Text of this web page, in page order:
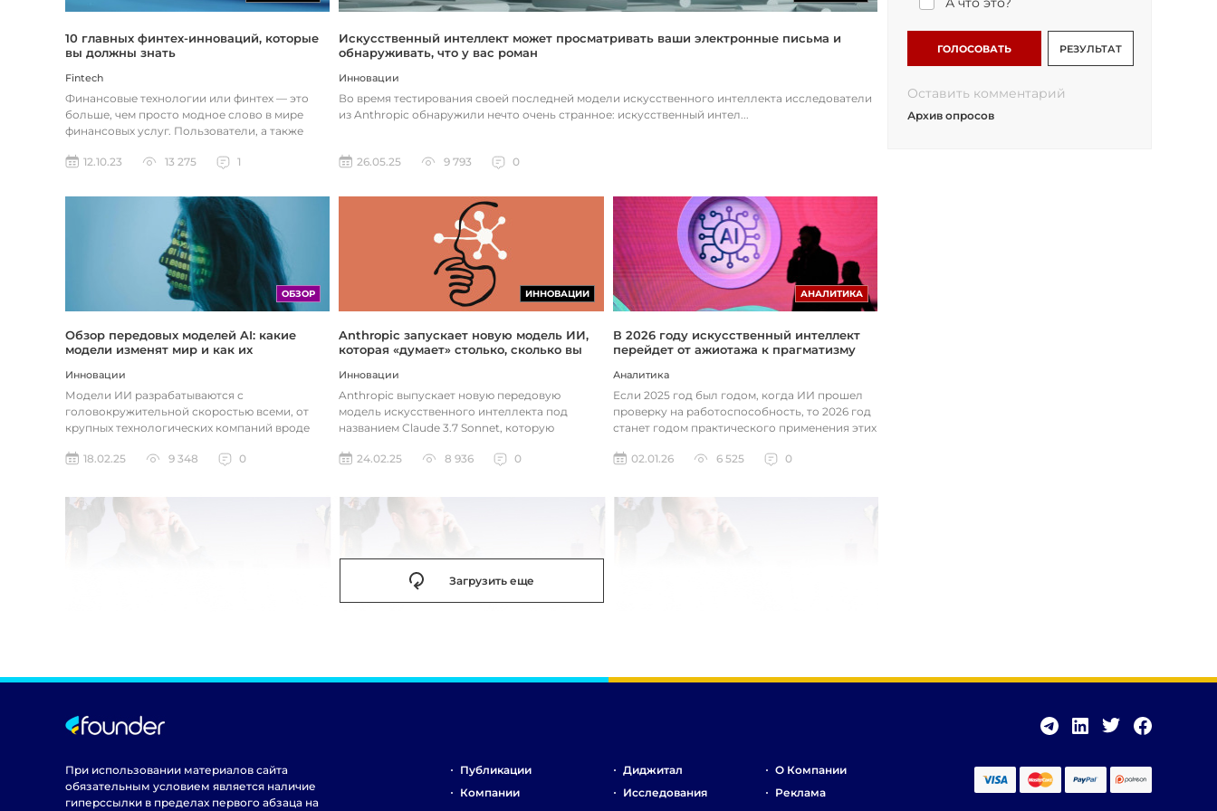
10 главных финтех-инноваций, которые
вы должны знать
Fintech
Финансовые технологии или финтех — это
больше, чем просто модное слово в мире
финансовых услуг. Пользователи, а также
12.10.23
13 275 1
Искусственный интеллект может просматривать ваши электронные письма и
обнаруживать, что у вас роман
Инновации
Во время тестирования своей последней модели искусственного интеллекта исследователи
из Anthropic обнаружили нечто очень странное: искусственный интел...
26.05.25 9 793 0
ОБЗОР
Обзор передовых моделей AI: какие
модели изменят мир и как их
Инновации
Модели ИИ разрабатываются с
головокружительной скоростью всеми, от
крупных технологических компаний вроде
Anthropic...
18.02.25 9 348 0
ИННОВАЦИИ
Anthropic запускает новую модель ИИ,
которая «думает» столько, сколько вы
Инновации
Anthropic выпускает новую передовую
модель искусственного интеллекта под
названием Claude 3.7 Sonnet, которую
24.02.25
8 936 0
АНАЛИТИКА
В 2026 году искусственный интеллект
перейдет от ажиотажа к прагматизму
Аналитика
Если 2025 год был годом, когда ИИ прошел
проверку на работоспособность, то 2026 год
станет годом практического применения этих
02.01.26
6 525 0
Загрузить еще
ГОЛОСОВАТЬ РЕЗУЛЬТАТ
Оставить комментарий
Архив опросов
При использовании материалов сайта
обязательным условием является наличие
гиперссылки в пределах первого абзаца на
Публикации
Компании
Диджитал
Исследования
О Компании
Реклама